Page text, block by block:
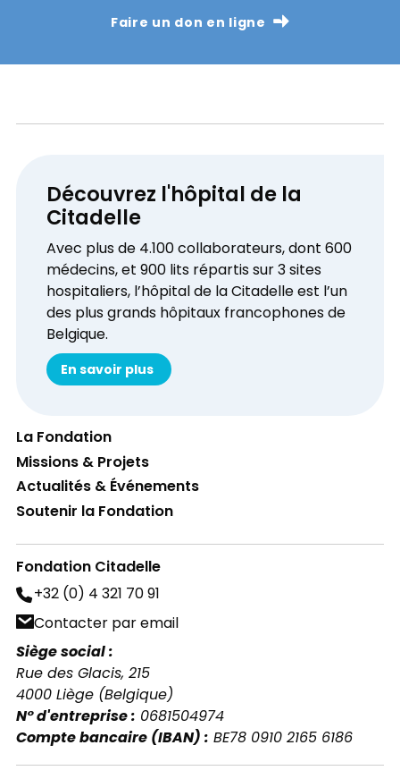
Faire un don en ligne
Découvrez l'hôpital de la
Citadelle
Avec plus de 4.100 collaborateurs, dont 600
médecins, et 900 lits répartis sur 3 sites
hospitaliers, l’hôpital de la Citadelle est l’un
des plus grands hôpitaux francophones de
Belgique.
En savoir plus
La Fondation
Missions & Projets
Actualités & Événements
Soutenir la Fondation
Fondation Citadelle
+32 (0) 4 321 70 91
Contacter par email
Siège social :
Rue des Glacis, 215
4000 Liège (Belgique)
N° d'entreprise : 0681504974
Compte bancaire (IBAN) : BE78 0910 2165 6186